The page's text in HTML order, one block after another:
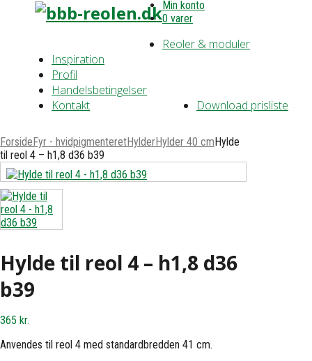
Min konto
0 varer
Reoler & moduler
Inspiration
Profil
Handelsbetingelser
Download prisliste
Kontakt
ForsideFyr - hvidpigmenteretHylderHylder 40 cmHylde
til reol 4 – h1,8 d36 b39
Hylde til reol 4 – h1,8 d36
b39
365 kr.
Anvendes til reol 4 med standardbredden 41 cm.